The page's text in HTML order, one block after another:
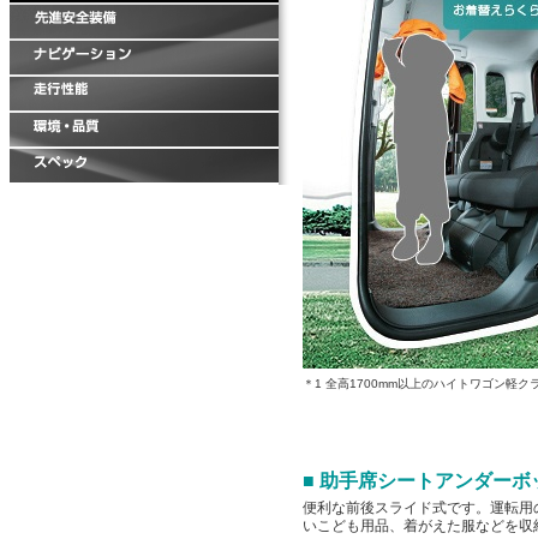
＊1 全高1700mm以上のハイトワゴン軽
■ 助手席シートアンダー
便利な前後スライド式です。運転
いこども用品、着がえた服などを収